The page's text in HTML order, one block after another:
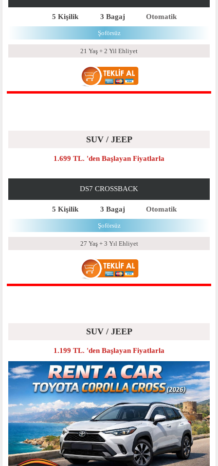
5 Kişilik 3 Bagaj Otomatik
Şoförsüz
21 Yaş + 2 Yil Ehliyet
SUV / JEEP
1.699 TL. 'den Başlayan Fiyatlarla
DS7 CROSSBACK
5 Kişilik 3 Bagaj Otomatik
Şoförsüz
27 Yaş + 3 Yıl Ehliyet
SUV / JEEP
1.199 TL. 'den Başlayan Fiyatlarla